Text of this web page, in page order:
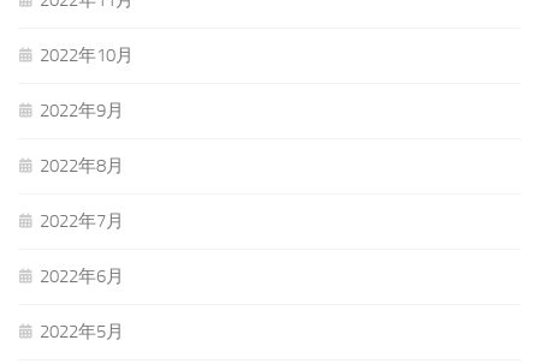
2022年10月
2022年9月
2022年8月
2022年7月
2022年6月
2022年5月